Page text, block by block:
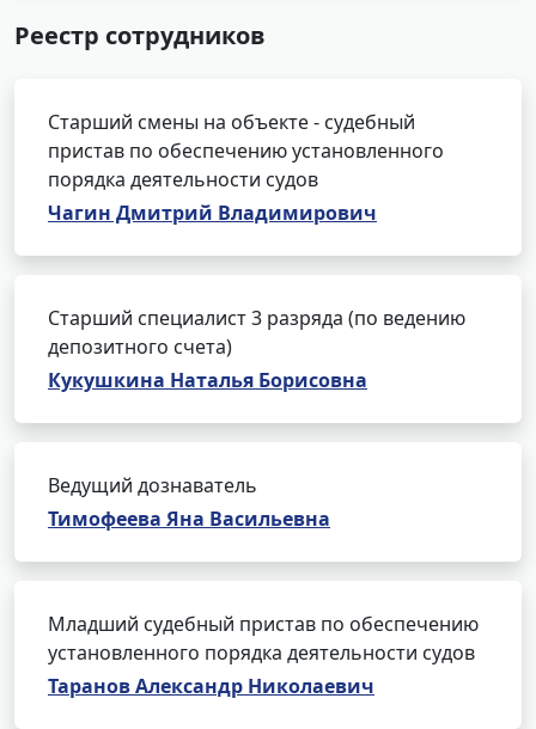
Реестр сотрудников
Старший смены на объекте - судебный
пристав по обеспечению установленного
порядка деятельности судов
Чагин Дмитрий Владимирович
Старший специалист 3 разряда (по ведению
депозитного счета)
Кукушкина Наталья Борисовна
Ведущий дознаватель
Тимофеева Яна Васильевна
Младший судебный пристав по обеспечению
установленного порядка деятельности судов
Таранов Александр Николаевич